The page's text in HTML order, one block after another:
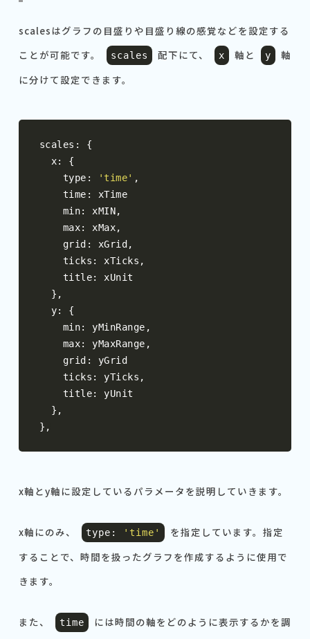
scalesはグラフの目盛りや目盛り線の感覚などを設定する
ことが可能です。
scales 配下にて、 x 軸と y
軸
に分けて設定できます。
scales :
{
  x
:
{
    type
: 'time' ,
    time
:
xTime
    min
: xMIN,
    max
: xMax,
    grid
: xGrid ,
    ticks
: xTicks ,
    title
:
xUnit
},
  y
:
{
    min
: yMinRange ,
    max
: yMaxRange ,
    grid
:
yGrid
    ticks
: yTicks ,
    title
:
yUnit
},
},
x軸とy軸に設定しているパラメータを説明していきます。
x軸にのみ、 type : 'time'
を指定しています。指定
することで、時間を扱ったグラフを作成するように使用で
きます。
また、 time
には時間の軸をどのように表示するかを調